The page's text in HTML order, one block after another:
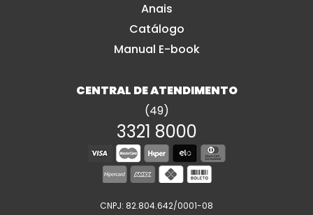
Anais
Catálogo
Manual E-book
CENTRAL DE ATENDIMENTO
(49)
3321 8000
CNPJ: 82.804.642/0001-08